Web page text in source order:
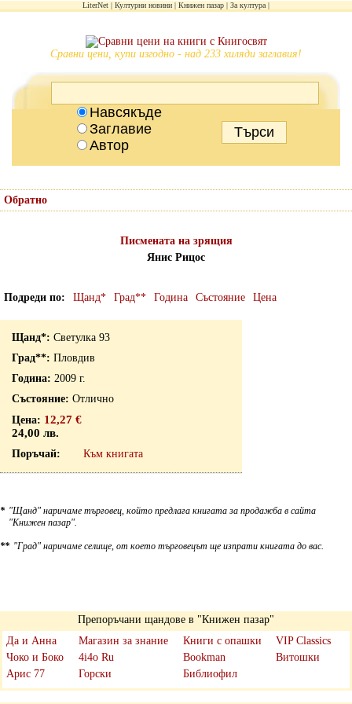
LiterNet Културни новини Книжен пазар За култура
Сравни цени, купи изгодно - над 233 хиляди заглавия!
Навсякъде
Заглавие
Автор
Обратно
Писмената на зрящия
Янис Рицос
Подреди по Щанд* Град** Година Състояние Цена
Светулка 93
Пловдив
2009 г.
Отлично
12,27 €
24,00 лв.
Към книгата
* "Щанд" наричаме търговец, който предлага книгата за продажба в сайта
"Книжен пазар".
** "Град" наричаме селище, от което търговецът ще изпрати книгата до вас.
Препоръчани щандове в "Книжен пазар"
Да и Анна
Чоко и Боко
Арис 77
Магазин за знание
4i4o Ru
Горски
Книги с опашки
Bookman
Библиофил
VIP Classics
Витошки